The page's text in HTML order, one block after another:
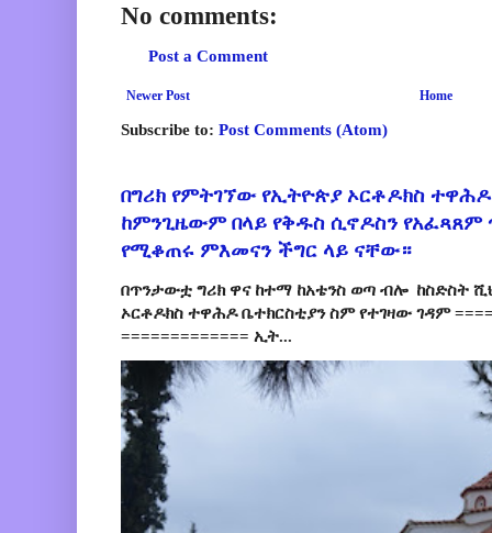
No comments:
Post a Comment
Newer Post Home
Subscribe to: Post Comments (Atom)
በግሪክ የምትገኘው የኢትዮጵያ ኦርቶዶክስ
ከምንጊዜውም በላይ የቅዱስ ሲኖዶስን የአፈጻጸም
የሚቆጠሩ ምእመናን ችግር ላይ ናቸው።
በጥንታውቷ ግሪክ ዋና ከተማ ከአቴንስ ወጣ ብሎ ከስድስት
ኦርቶዶክስ ተዋሕዶ ቤተክርስቲያን ስም የተገዛው ገዳም
============= ኢት...